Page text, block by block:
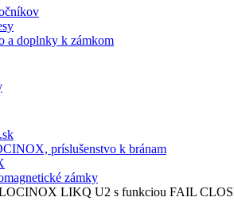
a doplnky k zámkom
príslušenstvo k bránam
zámky
LIKQ U2 s funkciou FAIL